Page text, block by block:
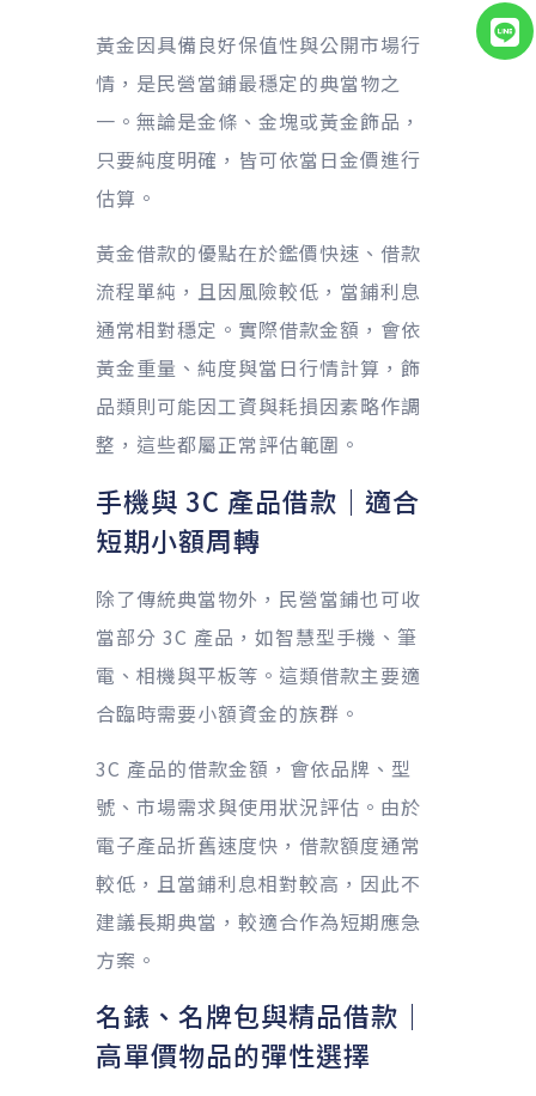
黃金因具備良好保值性與公開市場行
情，是民營當鋪最穩定的典當物之
一。無論是金條、金塊或黃金飾品，
只要純度明確，皆可依當日金價進行
估算。
黃金借款的優點在於鑑價快速、借款
流程單純，且因風險較低，當鋪利息
通常相對穩定。實際借款金額，會依
黃金重量、純度與當日行情計算，飾
品類則可能因工資與耗損因素略作調
整，這些都屬正常評估範圍。
手機與 3C 產品借款｜適合
短期小額周轉
除了傳統典當物外，民營當鋪也可收
當部分 3C 產品，如智慧型手機、筆
電、相機與平板等。這類借款主要適
合臨時需要小額資金的族群。
3C 產品的借款金額，會依品牌、型
號、市場需求與使用狀況評估。由於
電子產品折舊速度快，借款額度通常
較低，且當鋪利息相對較高，因此不
建議長期典當，較適合作為短期應急
方案。
名錶、名牌包與精品借款｜
高單價物品的彈性選擇